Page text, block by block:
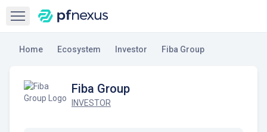
Open sidebar
Home Ecosystem Investor Fiba Group
Fiba Group
INVESTOR